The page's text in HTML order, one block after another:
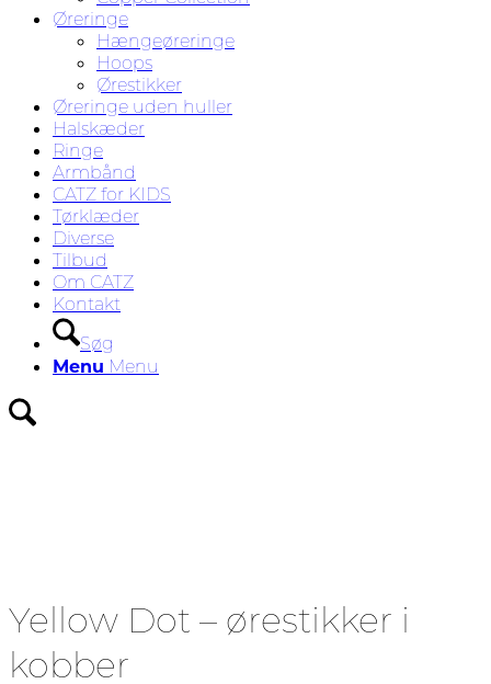
Øreringe
Hængeøreringe
Hoops
Ørestikker
Øreringe uden huller
Halskæder
Ringe
Armbånd
CATZ for KIDS
Tørklæder
Diverse
Tilbud
Om CATZ
Kontakt
Søg
Menu Menu
Yellow Dot – ørestikker i
kobber